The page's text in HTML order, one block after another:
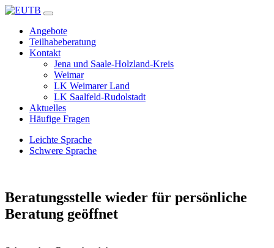
Angebote
Teilhabeberatung
Kontakt
Jena und Saale-Holzland-Kreis
Weimar
LK Weimarer Land
LK Saalfeld-Rudolstadt
Aktuelles
Häufige Fragen
Leichte Sprache
Schwere Sprache
Beratungsstelle wieder für persönliche
Beratung geöffnet